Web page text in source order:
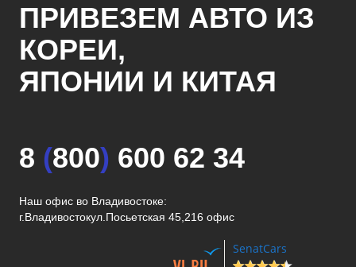
ПРИВЕЗЕМ АВТО ИЗ
КОРЕИ,
ЯПОНИИ И КИТАЯ
8 (800) 600 62 34
Наш офис во Владивостоке:
г.Владивостокул.Посьетская 45,216 офис
SenatCars